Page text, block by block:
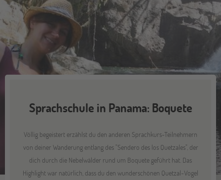
Sprachschule in Panama: Boquete
Völlig begeistert erzählst du den anderen Sprachkurs-Teilnehmern
von deiner Wanderung entlang des "Sendero des los Quetzales", der
dich durch die Nebelwälder rund um Boquete geführt hat. Das
Highlight war natürlich, dass du den wunderschönen Quetzal-Vogel